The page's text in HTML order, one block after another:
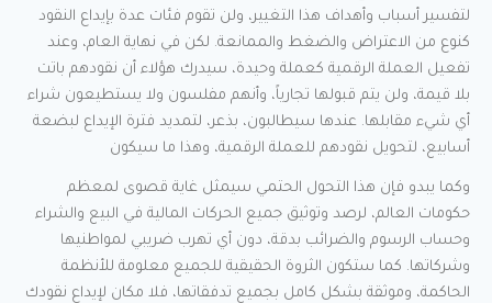
لتفسير أسباب وأهداف هذا التغيير، ولن تقوم فئات عدة بإيداع النقود
كنوع من الاعتراض والضغط والممانعة. لكن في نهاية العام، وعند
تفعيل العملة الرقمية كعملة وحيدة، سيدرك هؤلاء أن نقودهم باتت
بلا قيمة، ولن يتم قبولها تجارياً، وأنهم مفلسون ولا يستطيعون شراء
أي شيء مقابلها. عندها سيطالبون، بذعر، لتمديد فترة الإيداع لبضعة
أسابيع، لتحويل نقودهم للعملة الرقمية، وهذا ما سيكون
وكما يبدو فإن هذا التحول الحتمي سيمثل غاية قصوى لمعظم
حكومات العالم، لرصد وتوثيق جميع الحركات المالية في البيع والشراء
وحساب الرسوم والضرائب بدقة، دون أي تهرب ضريبي لمواطنيها
وشركاتها. كما ستكون الثروة الحقيقية للجميع معلومة للأنظمة
الحاكمة، وموثقة بشكل كامل بجميع تدفقاتها، فلا مكان لإيداع نقودك